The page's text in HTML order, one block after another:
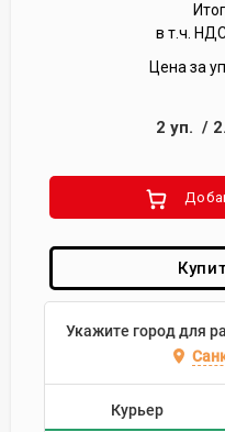
в т.ч.
Цена за
2 уп. /
Укажите город для
Курьер